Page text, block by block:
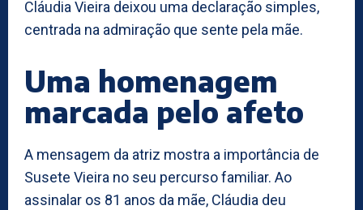
Cláudia Vieira deixou uma declaração simples,
centrada na admiração que sente pela mãe.
Uma homenagem
marcada pelo afeto
A mensagem da atriz mostra a importância de
Susete Vieira no seu percurso familiar. Ao
assinalar os 81 anos da mãe, Cláudia deu